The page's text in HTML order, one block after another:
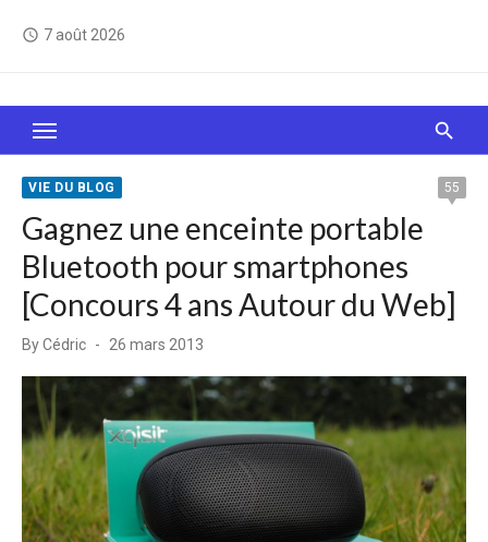
access_time 7 août 2026
Le Web, c'est comme une boîte de chocolats… On
sait jamais sur quoi on va tomber !
VIE DU BLOG 55
Gagnez une enceinte portable
Bluetooth pour smartphones
[Concours 4 ans Autour du Web]
ByCédric
Posted
26 mars 2013